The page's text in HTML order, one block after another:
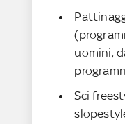
uomini,
Sci